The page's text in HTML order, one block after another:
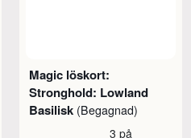
Magic löskort:
Stronghold: Lowland
Basilisk (Begagnad)
3 på